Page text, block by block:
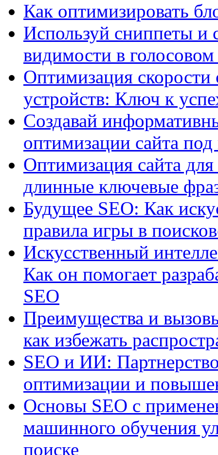
Как оптимизировать
Используй сниппеты и
видимости в
Оптимизация
устройств: Ключ к
Создавай
оптимизации сайта
Оптимизация сайта
длинные ключевые
Будущее SEO: Как
правила игры в
Искусственный
Как он помогает
SEO
Преимущества и
как избежать
SEO и ИИ:
оптимизации и
Основы SEO с
машинного обучения
поиске